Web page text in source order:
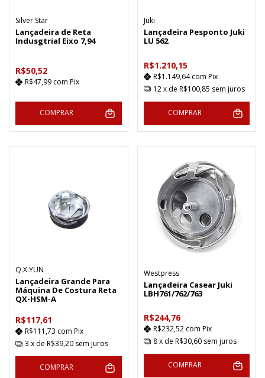
Silver Star
Lançadeira de Reta
Indusgtrial Eixo 7,94
R$50,52
R$47,99 com Pix
COMPRAR
Juki
Lançadeira Pesponto Juki
LU 562
R$1.210,15
R$1.149,64com Pix
12 x de R$100,85 sem juros
COMPRAR
Q.X.YUN
Lançadeira Grande Para
Máquina De Costura Reta
QX-HSM-A
R$117,61
R$111,73 com Pix
3 x de R$39,20 sem juros
COMPRAR
Westpress
Lançadeira Casear Juki
LBH761/762/763
R$244,76
R$232,52 com Pix
8 x de R$30,60 sem juros
COMPRAR